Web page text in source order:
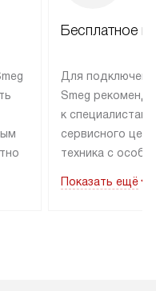
Бесплатное
Для
Smeg
к специалистам
сервисного
техника с
коммуникациям.
Показать ещё